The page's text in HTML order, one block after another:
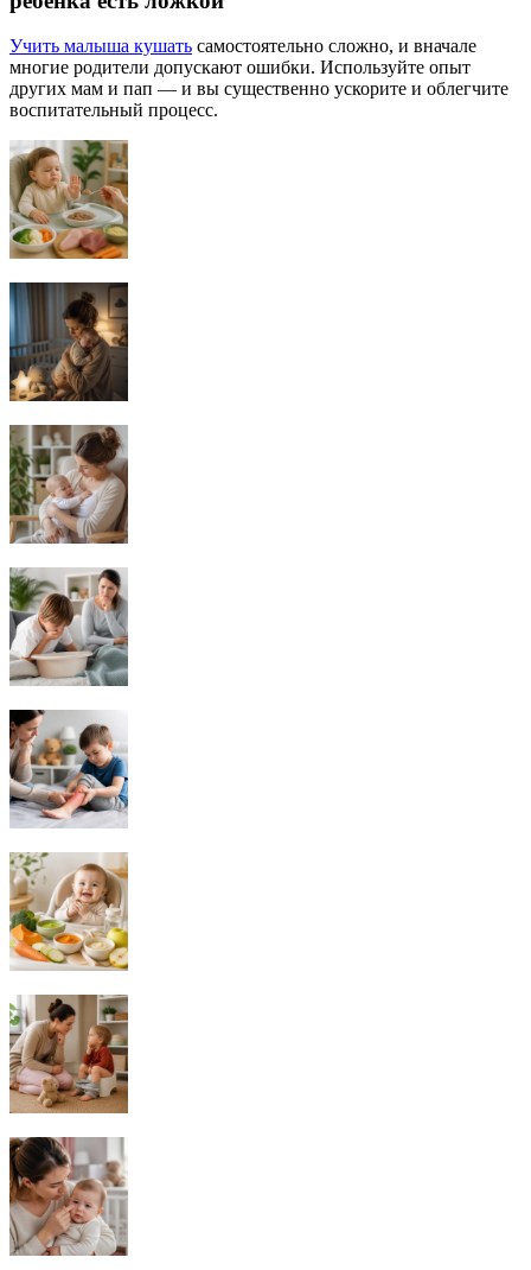
Учить малыша кушать самостоятельно сложно, и вначале
многие родители допускают ошибки. Используйте опыт
других мам и пап — и вы существенно ускорите и облегчите
воспитательный процесс.